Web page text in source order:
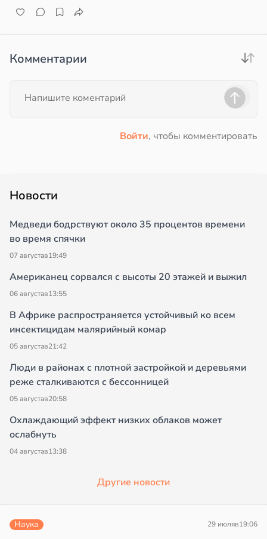
Комментарии
Войти, чтобы комментировать
Новости
Медведи бодрствуют около 35 процентов времени
во время спячки
07 августав19:49
Американец сорвался с высоты 20 этажей и выжил
06 августав13:55
В Африке распространяется устойчивый ко всем
инсектицидам малярийный комар
05 августав21:42
Люди в районах с плотной застройкой и деревьями
реже сталкиваются с бессонницей
05 августав20:58
Охлаждающий эффект низких облаков может
ослабнуть
04 августав13:38
Другие новости
Наука 29 июляв19:06